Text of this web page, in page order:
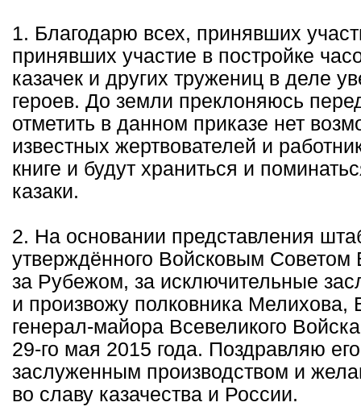
1. Благодарю всех, принявших
принявших участие в постройке
казачек и других тружениц в деле
героев. До земли преклоняюсь
отметить в данном приказе нет
известных жертвователей и
книге и будут храниться и
казаки.
2. На основании представления
утверждённого Войсковым Советом
за Рубежом, за исключительные
и произвожу полковника
генерал-майора Всевеликого
29-го мая 2015 года. Поздравляю
заслуженным производством и
во славу казачества и России.